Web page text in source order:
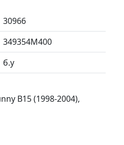
30966
349354M400
б.у
B15 (1998-2004),